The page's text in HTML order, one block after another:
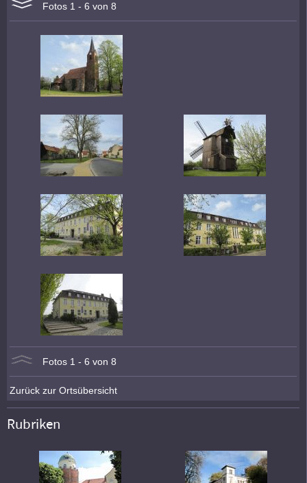
Fotos 1 - 6 von 8
Fotos 1 - 6 von 8
Zurück zur Ortsübersicht
Rubriken